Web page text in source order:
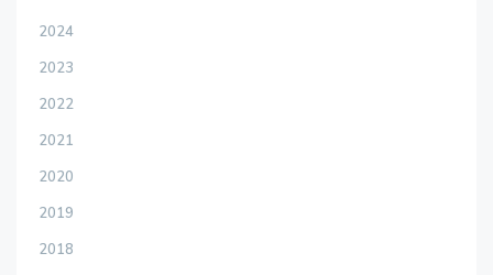
2024
2023
2022
2021
2020
2019
2018